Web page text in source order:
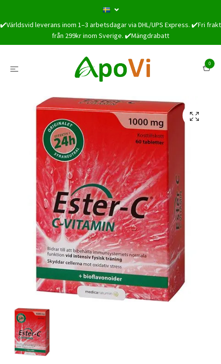
✔️Världsvid leverans inom 1–3 arbetsdagar via DHL/UPS Express. ✔️Fri frakt
från 299kr inom Sverige. ✔️Mängdrabatt
0